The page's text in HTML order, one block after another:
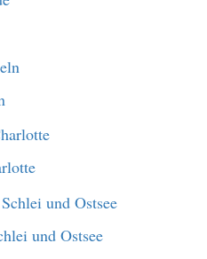
und Ostsee